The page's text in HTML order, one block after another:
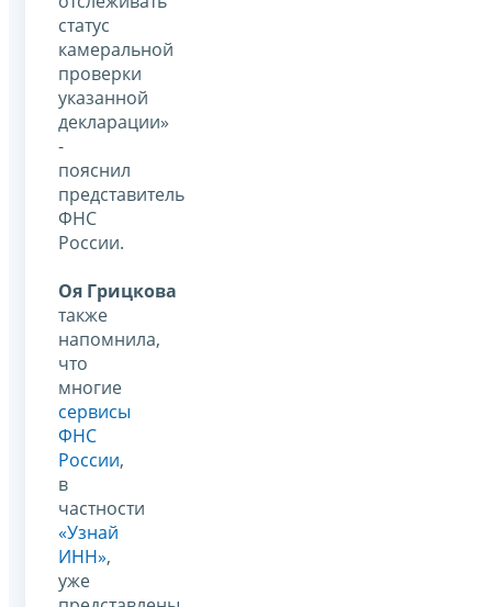
статус
камеральной
проверки
указанной
декларации»
-
пояснил
представитель
ФНС
России.
Оя Грицкова
также
напомнила,
что
многие
сервисы
ФНС
России,
в
частности
«Узнай
ИНН»,
уже